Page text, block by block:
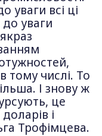
уваги всі ці
уваги
тому числі. То
І знову ж
це
і
Трофімцева.